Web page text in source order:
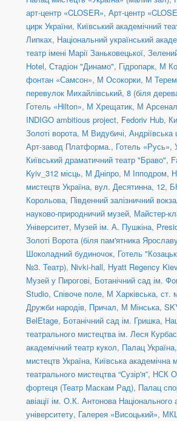
арт-центр «CLOSER», Арт-центр
цирк України, Київський академічний
Липках, Національний український
театр імені Марії Заньковецької,
Hotel, Стадіон "Динамо", Гідропарк, М
фонтан «Самсон», М Осокорки, М
перевулок Михайлівський, 8 (біля
Готель «Hilton», М Хрещатик, М
INDIGO ambitious project, Fedoriv Hub,
Золоті ворота, М Видубичі, Андріївська
Арт-завод Платформа., Готель «Русь»,
Київський драматичний театр "Браво",
Kyiv_312 місць, М Дніпро, М Іпподром,
мистецтв Україна, вул. Десятинна, 12,
Корольова, Південний залізничний
науково-природничий музей, Майстер-
Університет, Музей ім. А. Пушкіна,
Золоті Ворота (біля пам'ятника
Шоколадний будиночок, Готель
№3. Театр), Nivki-hall, Hyatt Regency Kiev
Музей у Пирогові, Ботанічний сад ім.
Studio, Співоче поле, М Харківська, ст.
Дружби народів, Причал, М Мінська,
BelEtage, Ботанічний сад ім. Гришка,
театрального мистецтва ім. Леся
академічний театр кукол, Палац Україна,
мистецтв Україна, Київська академічна
театрального мистецтва “Сузір'я”, НСК
фортеця (Театр Маскам Рад), Палац
авіації ім. О.К. Антонова Національного
університету, Галерея «Висоцький»,